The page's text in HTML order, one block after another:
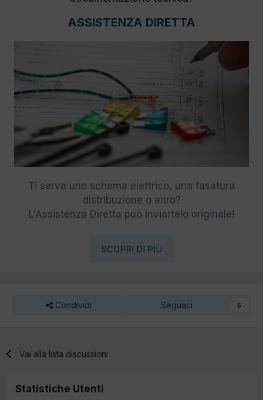
ASSISTENZA DIRETTA
Ti serve uno schema elettrico, una fasatura
distribuzione o altro?
L'Assistenza Diretta può inviartelo originale!
SCOPRI DI PIÙ
Condividi Seguaci 5
Vai alla lista discussioni
Statistiche Utenti